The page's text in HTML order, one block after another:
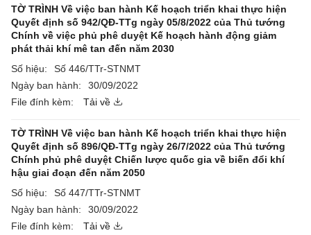
TỜ TRÌNH Về việc ban hành Kế hoạch triển khai thực hiện
Quyết định số 942/QĐ-TTg ngày 05/8/2022 của Thủ tướng
Chính về việc phủ phê duyệt Kế hoạch hành động giảm
phát thải khí mê tan đến năm 2030
Số hiệu:
Số 446/TTr-STNMT
Ngày ban hành:
30/09/2022
File đính kèm:
Tải về
TỜ TRÌNH Về việc ban hành Kế hoạch triển khai thực hiện
Quyết định số 896/QĐ-TTg ngày 26/7/2022 của Thủ tướng
Chính phủ phê duyệt Chiến lược quốc gia về biến đổi khí
hậu giai đoạn đến năm 2050
Số hiệu:
Số 447/TTr-STNMT
Ngày ban hành:
30/09/2022
File đính kèm:
Tải về